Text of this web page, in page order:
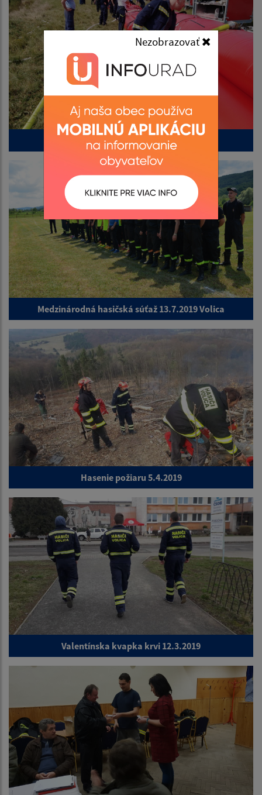
Nezobrazovať
Taktické cvičenie DHZ 8.9.2019
Medzinárodná hasičská súťaž 13.7.2019 Volica
Hasenie požiaru 5.4.2019
Valentínska kvapka krvi 12.3.2019